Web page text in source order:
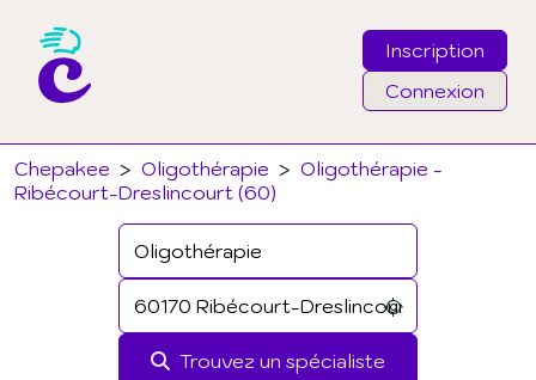
Inscription
Connexion
Chepakee > Oligothérapie > Oligothérapie -
Ribécourt-Dreslincourt (60)
Trouvez un spécialiste
Email
Mot de passe
J'ai oublié mon mot de passe
Connexion